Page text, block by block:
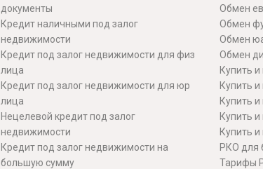
документы
Кредит наличными под залог
недвижимости
Кредит под залог недвижимости для физ
лица
Кредит под залог недвижимости для юр
лица
Нецелевой кредит под залог
недвижимости
Кредит под залог недвижимости на
большую сумму
Обмен
Обмен
Обмен
Обмен
Купить
Купить
Купить
Купить
Купить
РКО для
Тарифы